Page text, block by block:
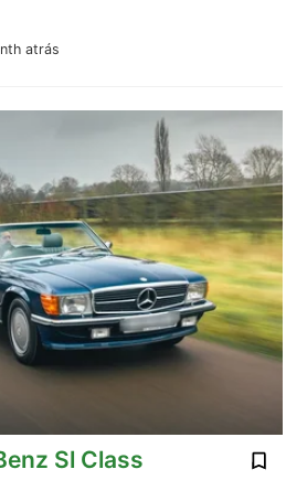
atrás
Sl Class